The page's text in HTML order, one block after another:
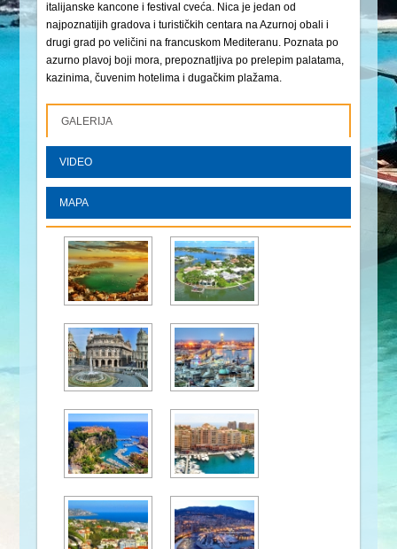
italijanske kancone i festival cveća. Nica je jedan od
najpoznatijih gradova i turističkih centara na Azurnoj obali i
drugi grad po veličini na francuskom Mediteranu. Poznata po
azurno plavoj boji mora, prepoznatljiva po prelepim palatama,
kazinima, čuvenim hotelima i dugačkim plažama.
GALERIJA
VIDEO
MAPA